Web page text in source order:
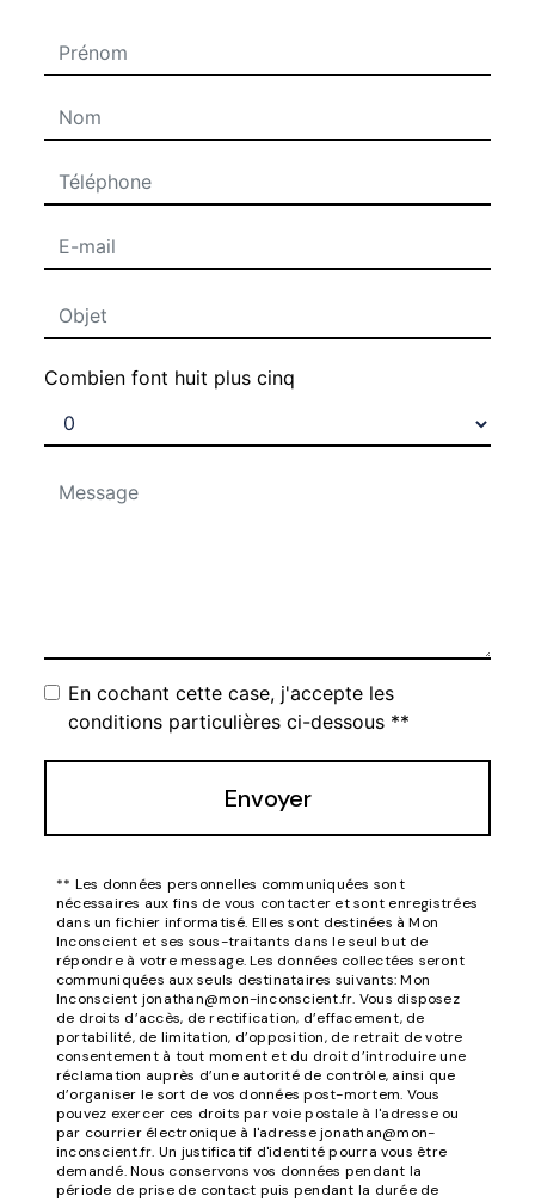
Combien font huit plus cinq
En cochant cette case, j'accepte les
conditions particulières ci-dessous **
Envoyer
** Les données personnelles communiquées sont
nécessaires aux fins de vous contacter et sont enregistrées
dans un fichier informatisé. Elles sont destinées à Mon
Inconscient et ses sous-traitants dans le seul but de
répondre à votre message. Les données collectées seront
communiquées aux seuls destinataires suivants: Mon
Inconscient jonathan@mon-inconscient.fr. Vous disposez
de droits d’accès, de rectification, d’effacement, de
portabilité, de limitation, d’opposition, de retrait de votre
consentement à tout moment et du droit d’introduire une
réclamation auprès d’une autorité de contrôle, ainsi que
d’organiser le sort de vos données post-mortem. Vous
pouvez exercer ces droits par voie postale à l'adresse ou
par courrier électronique à l'adresse jonathan@mon-
inconscient.fr. Un justificatif d'identité pourra vous être
demandé. Nous conservons vos données pendant la
période de prise de contact puis pendant la durée de